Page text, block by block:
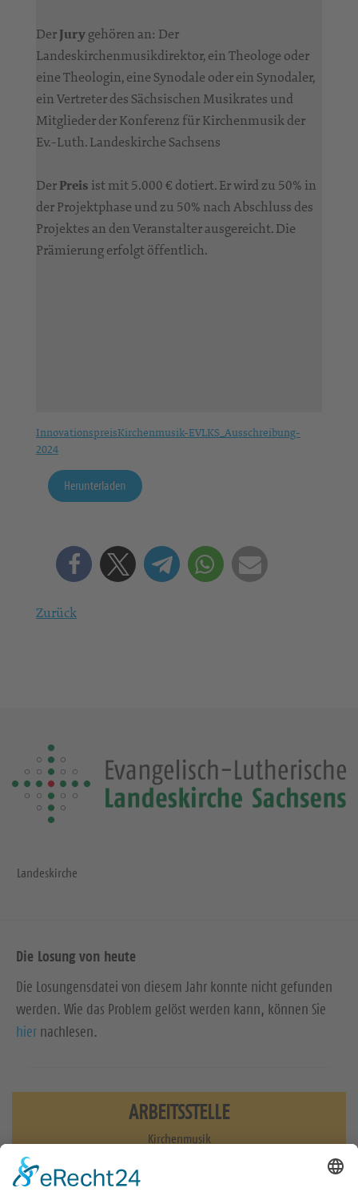
DerJurygehören an: Der
Landeskirchenmusikdirektor, ein Theologe oder
eine Theologin, eine Synodale oder ein Synodaler,
ein Vertreter des Sächsischen Musikrates und
Mitglieder der Konferenz für Kirchenmusik der
Ev.-Luth. Landeskirche Sachsens
DerPreis ist mit 5.000 € dotiert. Er wird zu 50% in
der Projektphase und zu 50% nach Abschluss des
Projektes an den Veranstalter ausgereicht. Die
Prämierung erfolgt öffentlich.
InnovationspreisKirchenmusik-EVLKS_Ausschreibung-
2024
Herunterladen
Zurück
Landeskirche
Die Losung von heute
Die Losungensdatei von diesem Jahr konnte nicht gefunden
werden. Wie das Problem gelöst werden kann, können Sie
hier nachlesen.
ARBEITSSTELLE
Kirchenmusik
0351 3186440